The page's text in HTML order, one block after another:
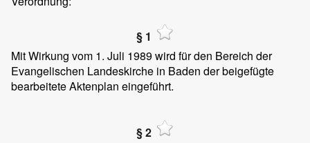
§ 1
Mit Wirkung vom 1. Juli 1989 wird für den Bereich der
Evangelischen Landeskirche in Baden der beigefügte
bearbeitete Aktenplan eingeführt.
§ 2